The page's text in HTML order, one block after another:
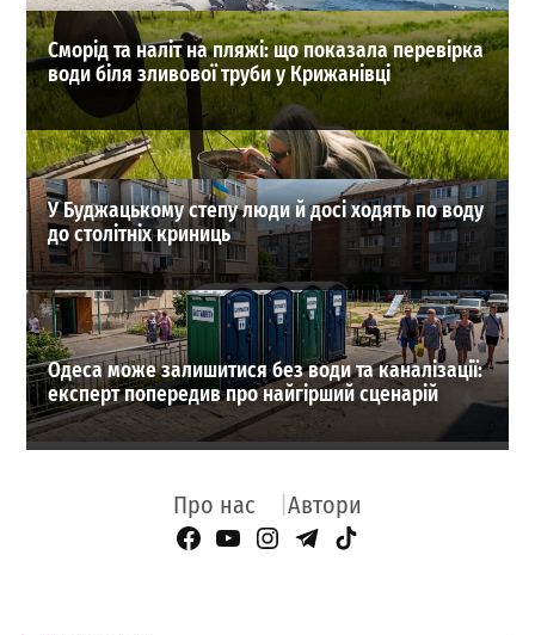
Сморід та наліт на пляжі: що показала перевірка
води біля зливової труби у Крижанівці
У Буджацькому степу люди й досі ходять по воду
до столітніх криниць
Одеса може залишитися без води та каналізації:
експерт попередив про найгірший сценарій
Про нас Автори
Facebook Page
YouTube
Instagram
Telegram
TikTok